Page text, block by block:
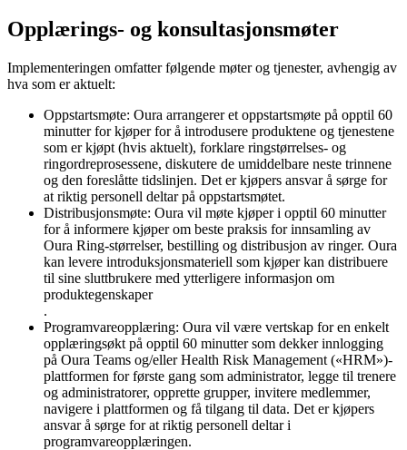
Opplærings- og konsultasjonsmøter
Implementeringen omfatter følgende møter og tjenester, avhengig av
hva som er aktuelt:
Oppstartsmøte: Oura arrangerer et oppstartsmøte på opptil 60
minutter for kjøper for å introdusere produktene og tjenestene
som er kjøpt (hvis aktuelt), forklare ringstørrelses- og
ringordreprosessene, diskutere de umiddelbare neste trinnene
og den foreslåtte tidslinjen. Det er kjøpers ansvar å sørge for
at riktig personell deltar på oppstartsmøtet.
Distribusjonsmøte: Oura vil møte kjøper i opptil 60 minutter
for å informere kjøper om beste praksis for innsamling av
Oura Ring-størrelser, bestilling og distribusjon av ringer. Oura
kan levere introduksjonsmateriell som kjøper kan distribuere
til sine sluttbrukere med ytterligere informasjon om
produktegenskaper
.
Programvareopplæring: Oura vil være vertskap for en enkelt
opplæringsøkt på opptil 60 minutter som dekker innlogging
på Oura Teams og/eller Health Risk Management («HRM»)-
plattformen for første gang som administrator, legge til trenere
og administratorer, opprette grupper, invitere medlemmer,
navigere i plattformen og få tilgang til data. Det er kjøpers
ansvar å sørge for at riktig personell deltar i
programvareopplæringen.